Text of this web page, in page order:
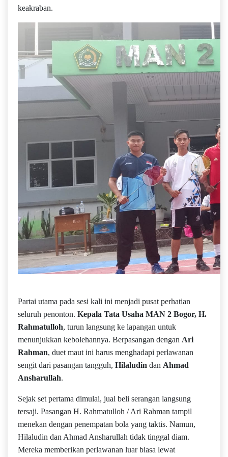
keakraban.
Partai utama pada sesi kali ini menjadi pusat perhatian
seluruh penonton. Kepala Tata Usaha MAN 2 Bogor, H.
Rahmatulloh, turun langsung ke lapangan untuk
menunjukkan kebolehannya. Berpasangan dengan Ari
Rahman, duet maut ini harus menghadapi perlawanan
sengit dari pasangan tangguh, Hilaludin dan Ahmad
Ansharullah.
Sejak set pertama dimulai, jual beli serangan langsung
tersaji. Pasangan H. Rahmatulloh / Ari Rahman tampil
menekan dengan penempatan bola yang taktis. Namun,
Hilaludin dan Ahmad Ansharullah tidak tinggal diam.
Mereka memberikan perlawanan luar biasa lewat